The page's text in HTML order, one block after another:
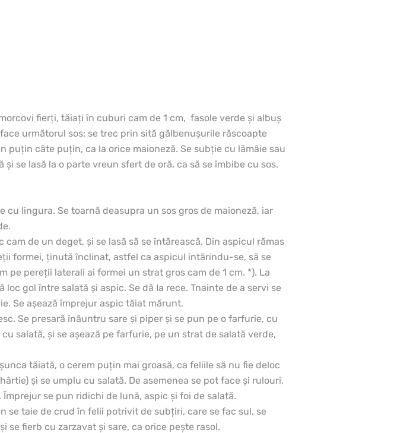
fierţi, tăiaţi în cuburi cam de 1 cm, fasole verde şi albuş
următorul sos: se trec prin sită gălbenuşurile răscoapte
puţin câte puţin, ca la orice maioneză. Se subţie cu lămâie sau
se lasă la o parte vreun sfert de oră, ca să se îmbibe cu sos.
cu lingura. Se toarnă deasupra un sos gros de maioneză, iar
de un deget, şi se lasă să se întărească. Din aspicul rămas
formei, ţinută înclinat, astfel ca aspicul intărindu-se, să se
pe pereţii laterali ai formei un strat gros cam de 1 cm. *). La
gol între salată şi aspic. Se dă Ia rece. Tnainte de a servi se
Se aşează împrejur aspic tăiat mărunt.
Se presară înăuntru sare şi piper şi se pun pe o farfurie, cu
salată, şi se aşează pe farfurie, pe un strat de salată verde,
tăiată, o cerem puţin mai groasă, ca feliile să nu fie deloc
şi se umplu cu salată. De asemenea se pot face şi rulouri,
se pun ridichi de lună, aspic şi foi de salată.
se taie de crud în felii potrivit de subţiri, care se fac sul, se
se fierb cu zarzavat şi sare, ca orice peşte rasol.